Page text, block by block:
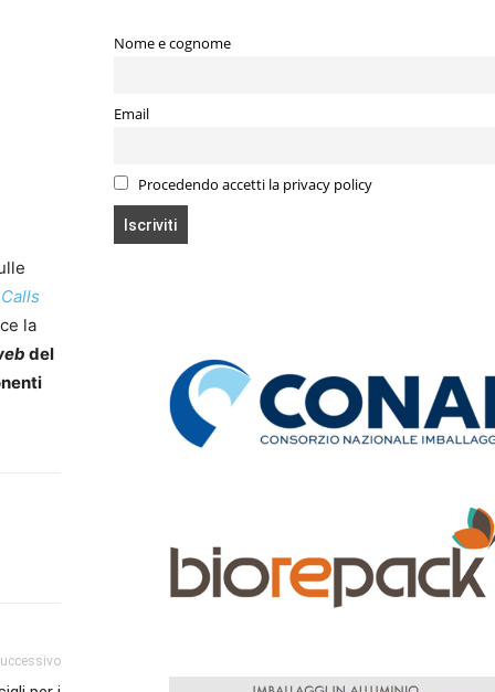
la
del
Nome e cognome
Email
Procedendo accetti la privacy policy